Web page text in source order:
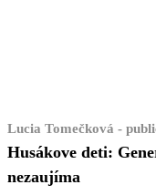
Lucia Tomečková -
Husákove deti:
nezaujíma